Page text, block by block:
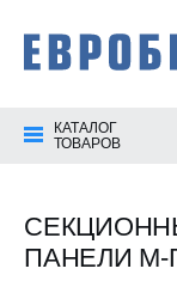
КАТАЛОГ
ТОВАРОВ
ПАНЕЛИ M-